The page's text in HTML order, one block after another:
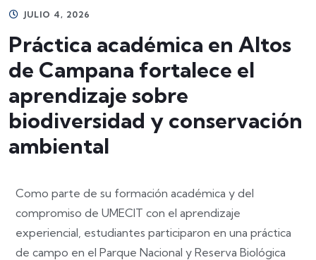
JULIO 4, 2026
Práctica académica en Altos
de Campana fortalece el
aprendizaje sobre
biodiversidad y conservación
ambiental
Como parte de su formación académica y del
compromiso de UMECIT con el aprendizaje
experiencial, estudiantes participaron en una práctica
de campo en el Parque Nacional y Reserva Biológica